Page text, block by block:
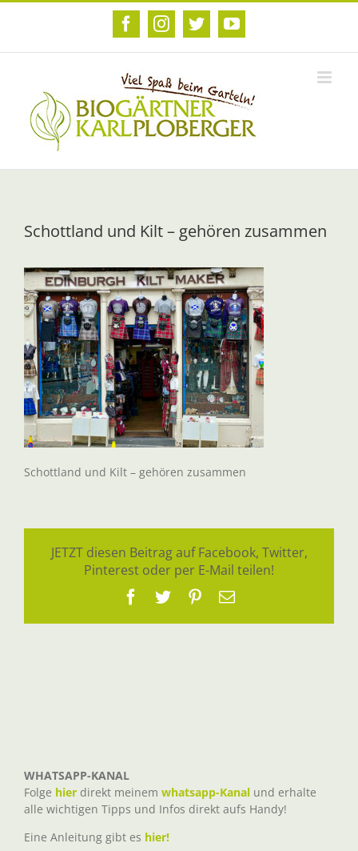
Zum
FacebookInstagram
TwitterYouTube
Schottland und Kilt – gehören zusammen
Schottland und Kilt – gehören zusammen
JETZT diesen Beitrag auf Facebook, Twitter,
Pinterest oder per E-Mail teilen!
Facebook
TwitterPinterest
E-
WHATSAPP-KANAL
Folge hier direkt meinem whatsapp-Kanal und erhalte
alle wichtigen Tipps und Infos direkt aufs Handy!
Eine Anleitung gibt es hier!